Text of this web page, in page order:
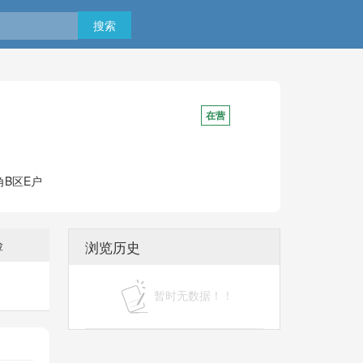
搜索
在营
B区E户
浏览历史
暂时无数据！！